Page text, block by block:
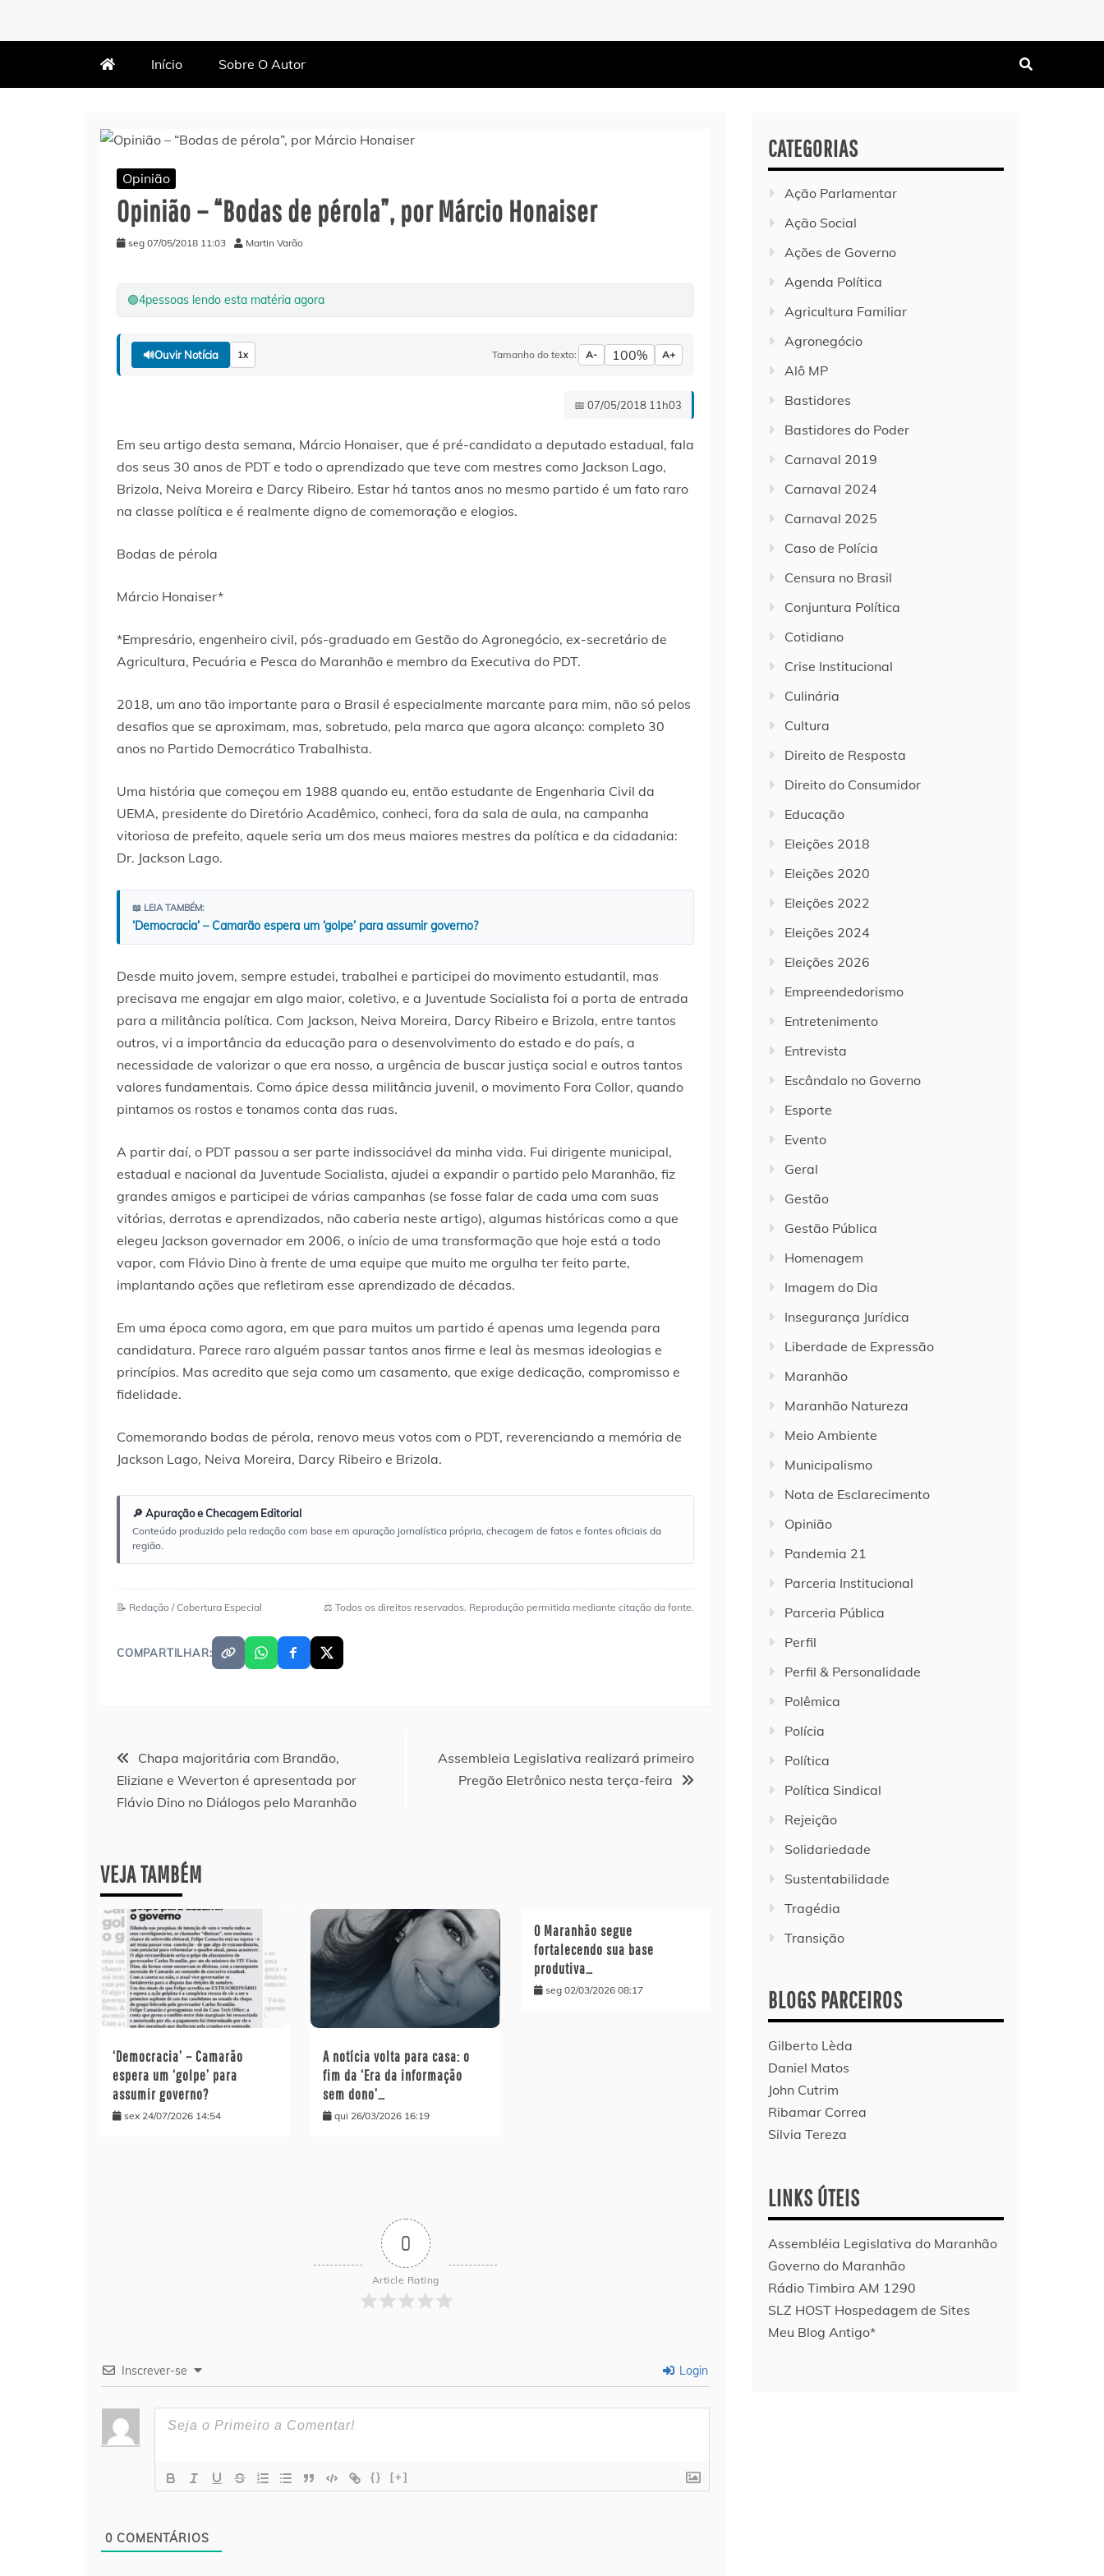
Início Sobre O Autor
Opinião
Opinião – “Bodas de pérola”, por Márcio Honaiser
seg 07/05/2018 11:03 Martin Varão
🟢4pessoas lendo esta matéria agora
🔊Ouvir Notícia 1x Tamanho do texto: A- 100% A+
📅 07/05/2018 11h03
Em seu artigo desta semana, Márcio Honaiser, que é pré-candidato a deputado estadual, fala
dos seus 30 anos de PDT e todo o aprendizado que teve com mestres como Jackson Lago,
Brizola, Neiva Moreira e Darcy Ribeiro. Estar há tantos anos no mesmo partido é um fato raro
na classe política e é realmente digno de comemoração e elogios.
Bodas de pérola
Márcio Honaiser*
*Empresário, engenheiro civil, pós-graduado em Gestão do Agronegócio, ex-secretário de
Agricultura, Pecuária e Pesca do Maranhão e membro da Executiva do PDT.
2018, um ano tão importante para o Brasil é especialmente marcante para mim, não só pelos
desafios que se aproximam, mas, sobretudo, pela marca que agora alcanço: completo 30
anos no Partido Democrático Trabalhista.
Uma história que começou em 1988 quando eu, então estudante de Engenharia Civil da
UEMA, presidente do Diretório Acadêmico, conheci, fora da sala de aula, na campanha
vitoriosa de prefeito, aquele seria um dos meus maiores mestres da política e da cidadania:
Dr. Jackson Lago.
📖 LEIA TAMBÉM:
‘Democracia’ – Camarão espera um ‘golpe’ para assumir governo?
Desde muito jovem, sempre estudei, trabalhei e participei do movimento estudantil, mas
precisava me engajar em algo maior, coletivo, e a Juventude Socialista foi a porta de entrada
para a militância política. Com Jackson, Neiva Moreira, Darcy Ribeiro e Brizola, entre tantos
outros, vi a importância da educação para o desenvolvimento do estado e do país, a
necessidade de valorizar o que era nosso, a urgência de buscar justiça social e outros tantos
valores fundamentais. Como ápice dessa militância juvenil, o movimento Fora Collor, quando
pintamos os rostos e tonamos conta das ruas.
A partir daí, o PDT passou a ser parte indissociável da minha vida. Fui dirigente municipal,
estadual e nacional da Juventude Socialista, ajudei a expandir o partido pelo Maranhão, fiz
grandes amigos e participei de várias campanhas (se fosse falar de cada uma com suas
vitórias, derrotas e aprendizados, não caberia neste artigo), algumas históricas como a que
elegeu Jackson governador em 2006, o início de uma transformação que hoje está a todo
vapor, com Flávio Dino à frente de uma equipe que muito me orgulha ter feito parte,
implantando ações que refletiram esse aprendizado de décadas.
Em uma época como agora, em que para muitos um partido é apenas uma legenda para
candidatura. Parece raro alguém passar tantos anos firme e leal às mesmas ideologias e
princípios. Mas acredito que seja como um casamento, que exige dedicação, compromisso e
fidelidade.
Comemorando bodas de pérola, renovo meus votos com o PDT, reverenciando a memória de
Jackson Lago, Neiva Moreira, Darcy Ribeiro e Brizola.
🔎 Apuração e Checagem Editorial
Conteúdo produzido pela redação com base em apuração jornalística própria, checagem de fatos e fontes oficiais da
região.
📝 Redação / Cobertura Especial ⚖️ Todos os direitos reservados. Reprodução permitida mediante citação da fonte.
COMPARTILHAR:
Navegação
de
Chapa majoritária com Brandão,
Eliziane e Weverton é apresentada por
Flávio Dino no Diálogos pelo Maranhão
Assembleia Legislativa realizará primeiro
Pregão Eletrônico nesta terça-feira
VEJA TAMBÉM
‘Democracia’ – Camarão
espera um ‘golpe’ para
assumir governo?
sex 24/07/2026 14:54
A notícia volta para casa: o
fim da ‘Era da informação
sem dono’…
qui 26/03/2026 16:19
O Maranhão segue
fortalecendo sua base
produtiva…
seg 02/03/2026 08:17
0
Article Rating
Inscrever-se Login
{} [+]
0 COMENTÁRIOS
CATEGORIAS
Ação Parlamentar
Ação Social
Ações de Governo
Agenda Política
Agricultura Familiar
Agronegócio
Alô MP
Bastidores
Bastidores do Poder
Carnaval 2019
Carnaval 2024
Carnaval 2025
Caso de Polícia
Censura no Brasil
Conjuntura Política
Cotidiano
Crise Institucional
Culinária
Cultura
Direito de Resposta
Direito do Consumidor
Educação
Eleições 2018
Eleições 2020
Eleições 2022
Eleições 2024
Eleições 2026
Empreendedorismo
Entretenimento
Entrevista
Escândalo no Governo
Esporte
Evento
Geral
Gestão
Gestão Pública
Homenagem
Imagem do Dia
Insegurança Jurídica
Liberdade de Expressão
Maranhão
Maranhão Natureza
Meio Ambiente
Municipalismo
Nota de Esclarecimento
Opinião
Pandemia 21
Parceria Institucional
Parceria Pública
Perfil
Perfil & Personalidade
Polêmica
Polícia
Política
Política Sindical
Rejeição
Solidariedade
Sustentabilidade
Tragédia
Transição
BLOGS PARCEIROS
Gilberto Lèda
Daniel Matos
John Cutrim
Ribamar Correa
Silvia Tereza
LINKS ÚTEIS
Assembléia Legislativa do Maranhão
Governo do Maranhão
Rádio Timbira AM 1290
SLZ HOST Hospedagem de Sites
Meu Blog Antigo*